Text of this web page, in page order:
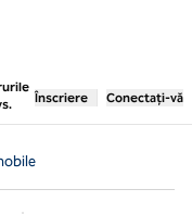
, deschide o filă nouă
Înscriere Conectați-vă